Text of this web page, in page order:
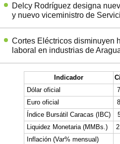
Delcy Rodríguez designa
y nuevo viceministro de
Cortes Eléctricos disminuyen
laboral en industrias de
Indicador
Dólar oficial
Euro oficial
Índice Bursátil Caracas (IBC)
Liquidez Monetaria (MMBs.)
Inflación (Var% mensual)